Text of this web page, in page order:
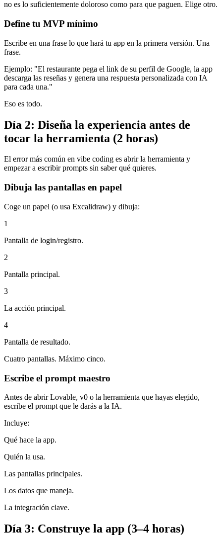
no es lo suficientemente doloroso como para que paguen. Elige otro.
Define tu MVP mínimo
Escribe en una frase lo que hará tu app en la primera versión. Una
frase.
Ejemplo: "El restaurante pega el link de su perfil de Google, la app
descarga las reseñas y genera una respuesta personalizada con IA
para cada una."
Eso es todo.
Día 2: Diseña la experiencia antes de
tocar la herramienta (2 horas)
El error más común en vibe coding es abrir la herramienta y
empezar a escribir prompts sin saber qué quieres.
Dibuja las pantallas en papel
Coge un papel (o usa Excalidraw) y dibuja:
1
Pantalla de login/registro.
2
Pantalla principal.
3
La acción principal.
4
Pantalla de resultado.
Cuatro pantallas. Máximo cinco.
Escribe el prompt maestro
Antes de abrir Lovable, v0 o la herramienta que hayas elegido,
escribe el prompt que le darás a la IA.
Incluye:
Qué hace la app.
Quién la usa.
Las pantallas principales.
Los datos que maneja.
La integración clave.
Día 3: Construye la app (3–4 horas)